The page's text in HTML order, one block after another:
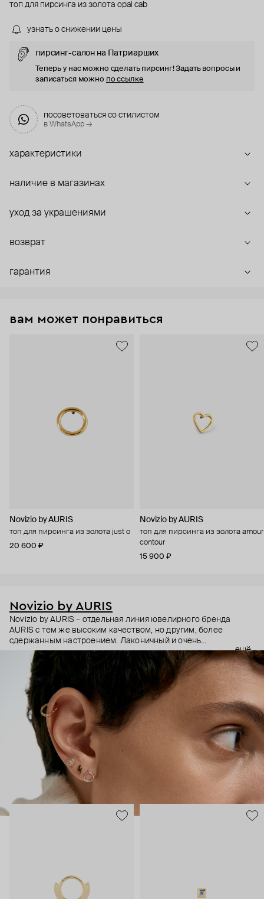
топ для пирсинга из золота opal cab
узнать о снижении цены
пирсинг-салон на Патриарших
Теперь у нас можно сделать пирсинг! Задать вопросы и
записаться можно по ссылке
посоветоваться со стилистом
в WhatsApp →
характеристики
наличие в магазинах
уход за украшениями
возврат
гарантия
вам может понравиться
Novizio by AURIS
топ для пирсинга из золота just o
20 600 ₽
Novizio by AURIS
топ для пирсинга из золота amour
contour
15 900 ₽
Novizio by AURIS
Novizio by AURIS – отдельная линия ювелирного бренда
AURIS с тем же высоким качеством, но другим, более
сдержанным настроением. Лаконичный и очень
ненавязчивый дизайн, качественные материалы и высокие
технологии производства – этот пирсинг становится
практически продолжением тела, так, чтобы носить было
безопасно и комфортно в любой ситуации.
ещё